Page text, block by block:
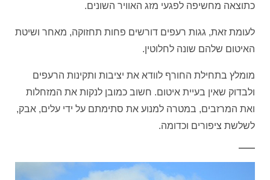
כתוצאה מחשיפה לפגעי מזג האוויר השונים.
לעומת זאת, גגות רעפים דורשים פחות תחזוקה, מאחר ושיטת
האיטום שלהם שונה לחלוטין.
מומלץ בתחילת החורף לוודא את יציבות ותקינות הרעפים
ולבדוק שאין בעיית איטום. חשוב כמובן לנקות את המזחלות
ואת המרזבים, במטרה למנוע את סתימתם על ידי עלים, אבק,
לשלשת ציפורים וכדומה.